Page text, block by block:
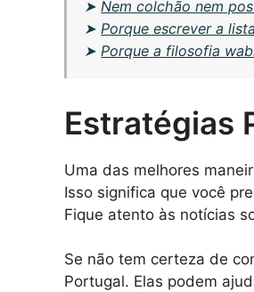
➤Nem colchão nem
➤Porque escrever a
➤Porque a filosofia
Estratégias
Uma das melhores
Isso significa que você
Fique atento às notícias
Se não tem certeza de
Portugal. Elas podem